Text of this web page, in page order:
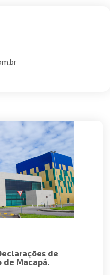
de
de Macapá.